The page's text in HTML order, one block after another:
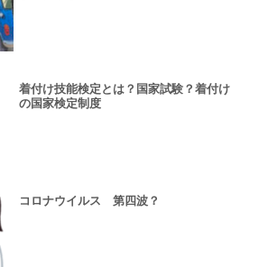
着付け技能検定とは？国家試験？着付け
の国家検定制度
コロナウイルス 第四波？